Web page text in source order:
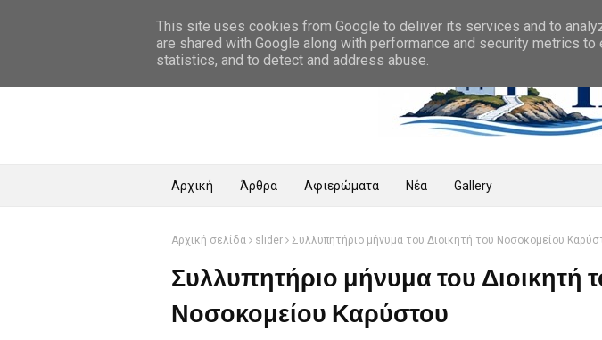
Αρχική Άρθρα Αφιερώματα Νέα Gallery
Αρχική σελίδα slider Συλλυπητήριο μήνυμα του Διοικητή του Νοσοκομείου
Συλλυπητήριο μήνυμα του Διοικητή
Νοσοκομείου Καρύστου
This site uses cookies from Google to deliver its services and to
are shared with Google along with performance and security metrics
statistics, and to detect and address abuse.